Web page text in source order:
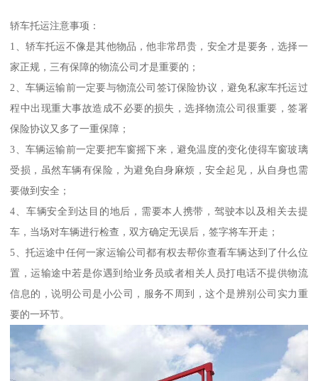
轿车托运注意事项：
1、轿车托运不像是其他物品，他非常昂贵，安全才是要务，选择一
家正规，三有保障的物流公司才是重要的；
2、车辆运输前一定要与物流公司签订保险协议，避免私家车托运过
程中出现重大事故造成不必要的损失，选择物流公司很重要，签署
保险协议又多了一重保障；
3、车辆运输前一定要把车窗摇下来，避免温度的变化使得车窗玻璃
受损，虽然车辆有保险，为避免自身麻烦，安全起见，从自身也需
要做到安全；
4、车辆安全到达目的地后，需要本人携带，驾驶本以及相关去提
车，当场对车辆进行检查，双方确定无误后，签字将车开走；
5、托运途中任何一家运输公司都有权去帮你查看车辆达到了什么位
置，运输途中若是你遇到给业务员或者相关人员打电话不提供物流
信息的，说明公司是小公司，服务不周到，这个是辨别公司实力重
要的一环节。